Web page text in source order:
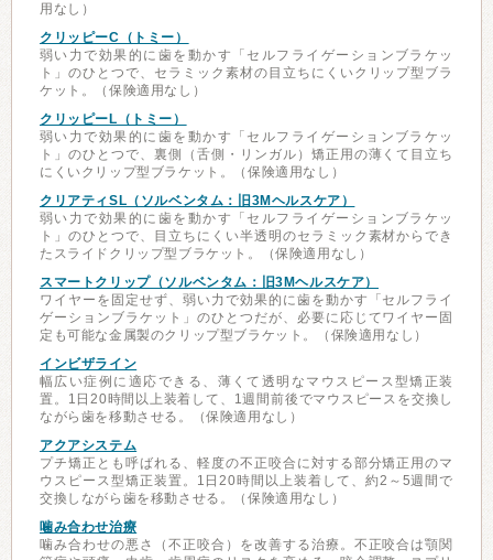
用なし）
クリッピーC（トミー）
弱い力で効果的に歯を動かす「セルフライゲーションブラケッ
ト」のひとつで、セラミック素材の目立ちにくいクリップ型ブラ
ケット。（保険適用なし）
クリッピーL（トミー）
弱い力で効果的に歯を動かす「セルフライゲーションブラケッ
ト」のひとつで、裏側（舌側・リンガル）矯正用の薄くて目立ち
にくいクリップ型ブラケット。（保険適用なし）
クリアティSL（ソルベンタム：旧3Mヘルスケア）
弱い力で効果的に歯を動かす「セルフライゲーションブラケッ
ト」のひとつで、目立ちにくい半透明のセラミック素材からでき
たスライドクリップ型ブラケット。（保険適用なし）
スマートクリップ（ソルベンタム：旧3Mヘルスケア）
ワイヤーを固定せず、弱い力で効果的に歯を動かす「セルフライ
ゲーションブラケット」のひとつだが、必要に応じてワイヤー固
定も可能な金属製のクリップ型ブラケット。（保険適用なし）
インビザライン
幅広い症例に適応できる、薄くて透明なマウスピース型矯正装
置。1日20時間以上装着して、1週間前後でマウスピースを交換し
ながら歯を移動させる。（保険適用なし）
アクアシステム
プチ矯正とも呼ばれる、軽度の不正咬合に対する部分矯正用のマ
ウスピース型矯正装置。1日20時間以上装着して、約2～5週間で
交換しながら歯を移動させる。（保険適用なし）
噛み合わせ治療
噛み合わせの悪さ（不正咬合）を改善する治療。不正咬合は顎関